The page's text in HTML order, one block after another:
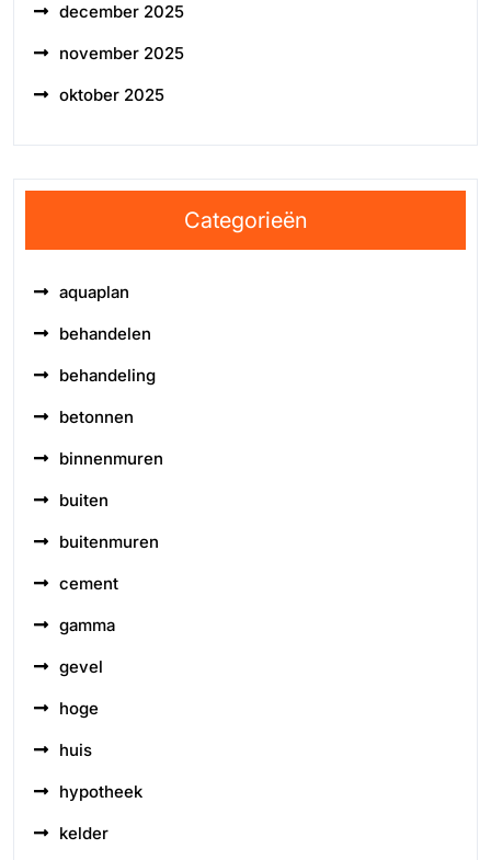
december 2025
november 2025
oktober 2025
Categorieën
aquaplan
behandelen
behandeling
betonnen
binnenmuren
buiten
buitenmuren
cement
gamma
gevel
hoge
huis
hypotheek
kelder